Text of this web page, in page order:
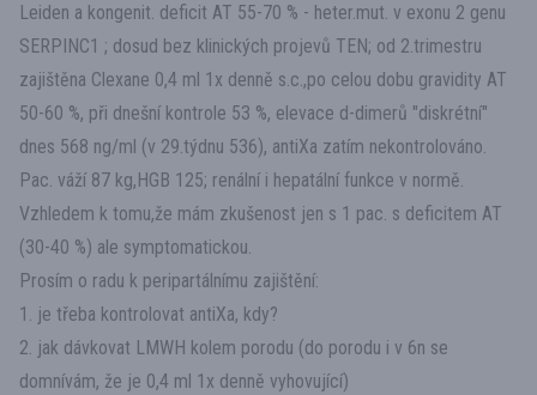
Leiden a kongenit. deficit AT 55-70 % - heter.mut. v exonu 2 genu
SERPINC1 ; dosud bez klinických projevů TEN; od 2.trimestru
zajištěna Clexane 0,4 ml 1x denně s.c.,po celou dobu gravidity AT
50-60 %, při dnešní kontrole 53 %, elevace d-dimerů "diskrétní"
dnes 568 ng/ml (v 29.týdnu 536), antiXa zatím nekontrolováno.
Pac. váží 87 kg,HGB 125; renální i hepatální funkce v normě.
Vzhledem k tomu,že mám zkušenost jen s 1 pac. s deficitem AT
(30-40 %) ale symptomatickou.
Prosím o radu k peripartálnímu zajištění:
1. je třeba kontrolovat antiXa, kdy?
2. jak dávkovat LMWH kolem porodu (do porodu i v 6n se
domnívám, že je 0,4 ml 1x denně vyhovující)